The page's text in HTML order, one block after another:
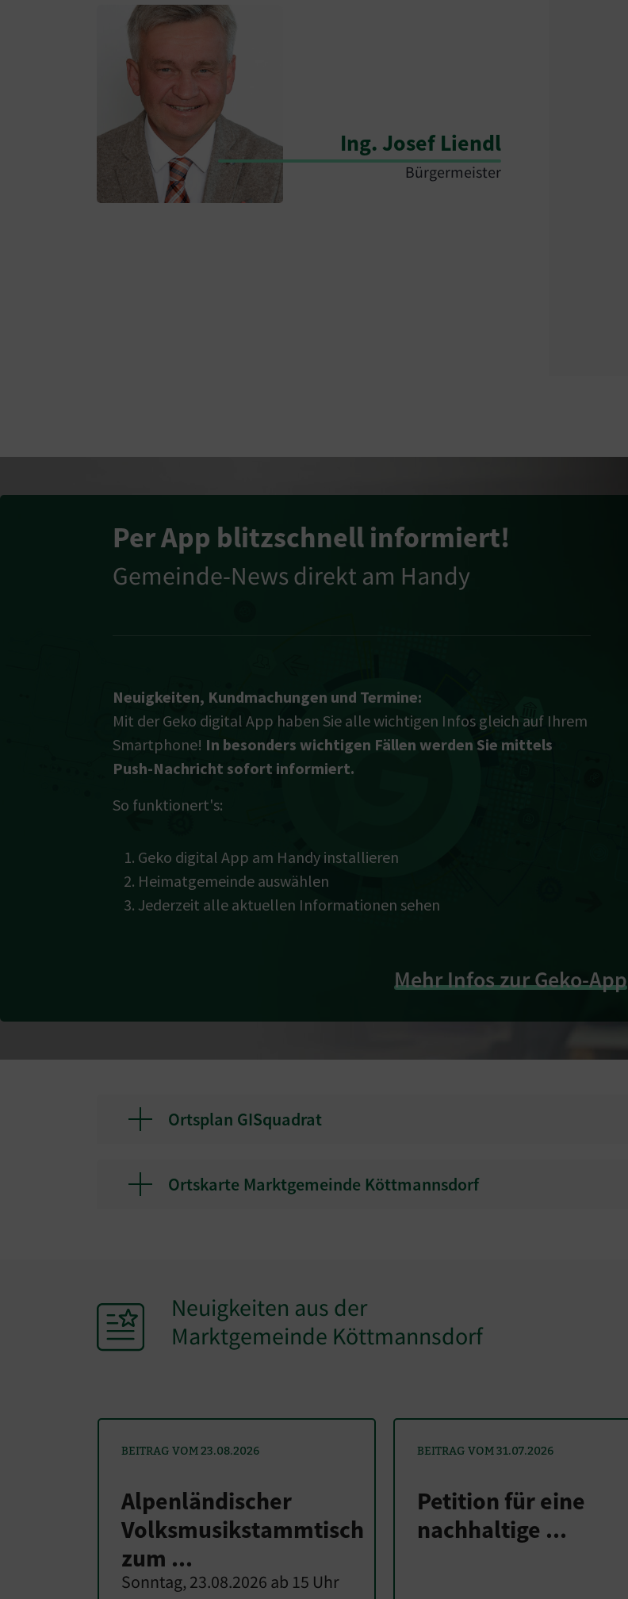
Show larger version
Ing. Josef Liendl
Bürgermeister
Per App blitzschnell informiert!
Gemeinde-News direkt am Handy
Neuigkeiten, Kundmachungen und Termine:
Mit der Geko digital App haben Sie alle wichtigen Infos gleich auf Ihrem
Smartphone! In besonders wichtigen Fällen werden Sie mittels
Push-Nachricht sofort informiert.
So funktionert's:
Geko digital App am Handy installieren
Heimatgemeinde auswählen
Jederzeit alle aktuellen Informationen sehen
Mehr Infos zur Geko-App
Ortsplan GISquadrat
Ortskarte Marktgemeinde Köttmannsdorf
Neuigkeiten aus der
Marktgemeinde Köttmannsdorf
BEITRAG VOM 23.08.2026
Alpenländischer
Volksmusikstammtisch
zum ...
Sonntag, 23.08.2026 ab 15 Uhr
BEITRAG VOM 31.07.2026
Petition für eine
nachhaltige ...